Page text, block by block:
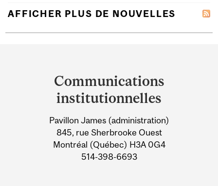
AFFICHER PLUS DE NOUVELLES
University
Information
Communications
institutionnelles
Pavillon James (administration)
845, rue Sherbrooke Ouest
Montréal (Québec) H3A 0G4
514-398-6693